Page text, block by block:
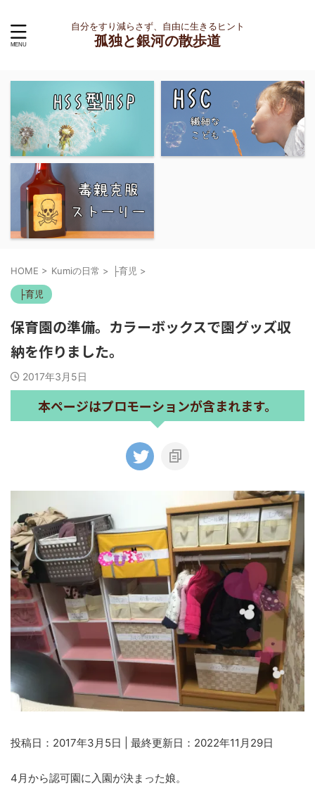
自分をすり減らさず、自由に生きるヒント
孤独と銀河の散歩道
HOME > Kumiの日常 > ├育児 >
├育児
保育園の準備。カラーボックスで園グッズ収
納を作りました。
2017年3月5日
本ページはプロモーションが含まれます。
投稿日：2017年3月5日 | 最終更新日：2022年11月29日
4月から認可園に入園が決まった娘。